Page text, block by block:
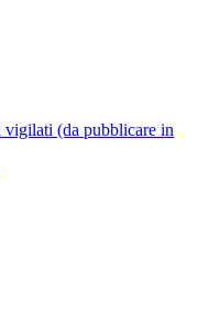
(da pubblicare in